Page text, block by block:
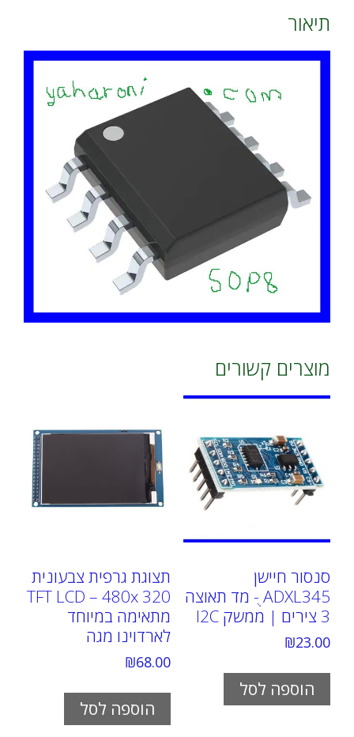
תיאור
מוצרים קשורים
סנסור חיישן
ADXL345 ֻ- מד תאוצה
3 צירים | ממשק I2C
₪23.00
הוספה לסל
תצוגת גרפית צבעונית
TFT LCD – 480x 320
מתאימה במיוחד
לארדוינו מגה
₪68.00
הוספה לסל